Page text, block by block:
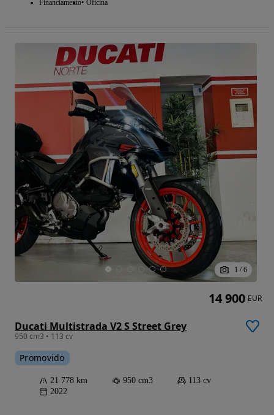
Financiamento Oficina
1 / 6
Ducati Multistrada V2 S Street Grey
950 cm3 • 113 cv
Promovido
21 778 km 950 cm3
113 cv
2022
14 900 EUR